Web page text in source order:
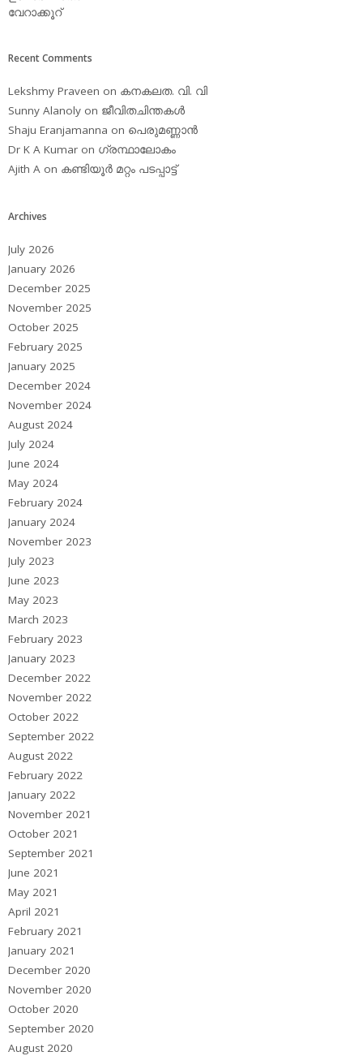
വേറാക്കൂറ്
Recent Comments
Lekshmy Praveen on കനകലത. വി. വി
Sunny Alanoly on ജീവിതചിന്തകള്‍
Shaju Eranjamanna on പെരുമണ്ണാന്‍
Dr K A Kumar on ഗ്രന്ഥാലോകം
Ajith A on കണ്ടിയൂര്‍ മറ്റം പടപ്പാട്ട്‌
Archives
July 2026
January 2026
December 2025
November 2025
October 2025
February 2025
January 2025
December 2024
November 2024
August 2024
July 2024
June 2024
May 2024
February 2024
January 2024
November 2023
July 2023
June 2023
May 2023
March 2023
February 2023
January 2023
December 2022
November 2022
October 2022
September 2022
August 2022
February 2022
January 2022
November 2021
October 2021
September 2021
June 2021
May 2021
April 2021
February 2021
January 2021
December 2020
November 2020
October 2020
September 2020
August 2020